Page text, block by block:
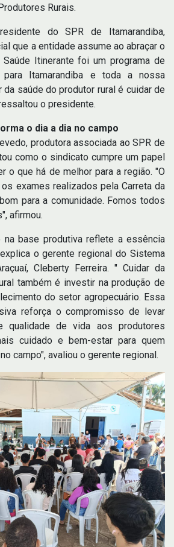
Rurais.
do SPR de Itamarandiba,
que a entidade assume ao abraçar o
Saúde Itinerante foi um programa de
para Itamarandiba e toda a nossa
da saúde do produtor rural é cuidar de
o presidente.
o dia a dia no campo
produtora associada ao SPR de
como o sindicato cumpre um papel
o que há de melhor para a região. "O
exames realizados pela Carreta da
para a comunidade. Fomos todos
afirmou.
na base produtiva reflete a essência
o gerente regional do Sistema
Cleberty Ferreira. " Cuidar da
também é investir na produção de
do setor agropecuário. Essa
reforça o compromisso de levar
qualidade de vida aos produtores
cuidado e bem-estar para quem
campo", avaliou o gerente regional.